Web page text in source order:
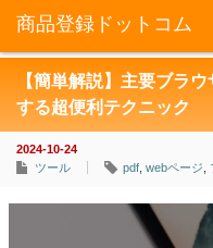
【簡単解説】主要ブラ
する超便利テクニック
2024-10-24
ツール
pdf webページ